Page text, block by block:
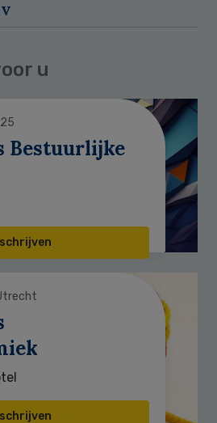
u
Bestuurlijke